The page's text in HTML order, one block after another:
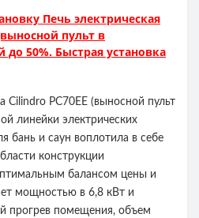
Печь электрическая
пульт в
до 50%. Быстрая установка
Cilindro PC70EE (выносной пульт
линейки электрических
бань и саун воплотила в себе
конструкции
балансом цены и
мощностью в 6,8 кВт и
прогрев помещения, объем